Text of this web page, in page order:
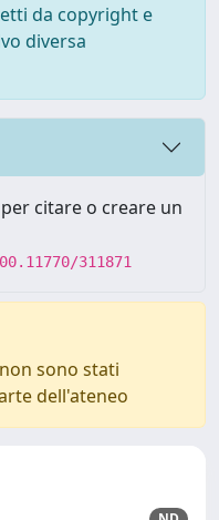
da copyright e
diversa
citare o creare un
311871
sono stati
dell'ateneo